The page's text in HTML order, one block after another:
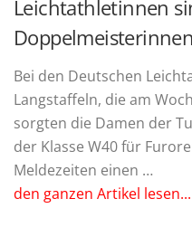
Leichtathletinnen
Doppelmeisterinnen
Bei den Deutschen
Langstaffeln, die am
sorgten die Damen der
der Klasse W40 für
Meldezeiten einen …
den ganzen Artikel lesen...